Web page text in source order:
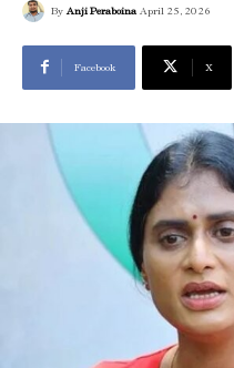
By Anji Peraboina April 25, 2026
Facebook X